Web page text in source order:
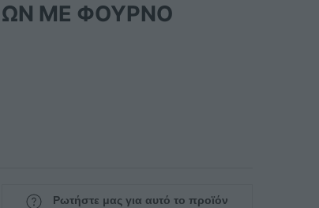
ΜΕ ΦΟΥΡΝΟ
Ρωτήστε μας για αυτό το προϊόν